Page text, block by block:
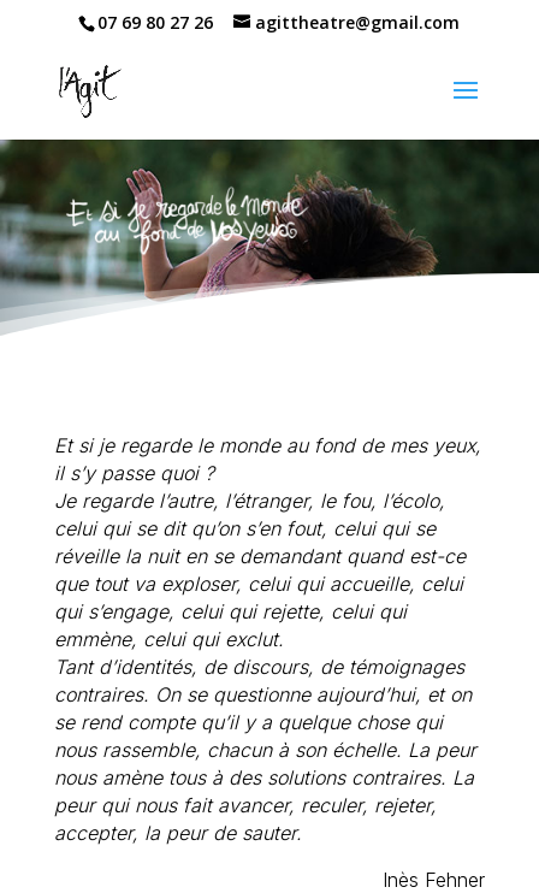
07 69 80 27 26 agittheatre@gmail.com
Et si je regarde le monde au fond de mes yeux,
il s’y passe quoi ?
Je regarde l’autre, l’étranger, le fou, l’écolo,
celui qui se dit qu’on s’en fout, celui qui se
réveille la nuit en se demandant quand est-ce
que tout va exploser, celui qui accueille, celui
qui s’engage, celui qui rejette, celui qui
emmène, celui qui exclut.
Tant d’identités, de discours, de témoignages
contraires. On se questionne aujourd’hui, et on
se rend compte qu’il y a quelque chose qui
nous rassemble, chacun à son échelle. La peur
nous amène tous à des solutions contraires. La
peur qui nous fait avancer, reculer, rejeter,
accepter, la peur de sauter.
Inès Fehner